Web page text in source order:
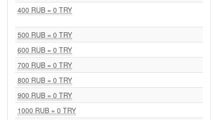
400 RUB = 0 TRY
500 RUB = 0 TRY
600 RUB = 0 TRY
700 RUB = 0 TRY
800 RUB = 0 TRY
900 RUB = 0 TRY
1000 RUB = 0 TRY